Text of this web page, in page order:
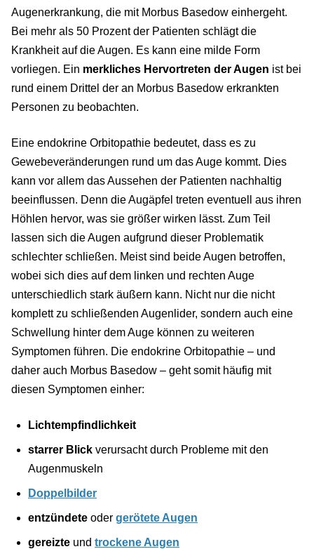
Augenerkrankung, die mit Morbus Basedow einhergeht.
Bei mehr als 50 Prozent der Patienten schlägt die
Krankheit auf die Augen. Es kann eine milde Form
vorliegen. Ein merkliches Hervortreten der Augen ist bei
rund einem Drittel der an Morbus Basedow erkrankten
Personen zu beobachten.
Eine endokrine Orbitopathie bedeutet, dass es zu
Gewebeveränderungen rund um das Auge kommt. Dies
kann vor allem das Aussehen der Patienten nachhaltig
beeinflussen. Denn die Augäpfel treten eventuell aus ihren
Höhlen hervor, was sie größer wirken lässt. Zum Teil
lassen sich die Augen aufgrund dieser Problematik
schlechter schließen. Meist sind beide Augen betroffen,
wobei sich dies auf dem linken und rechten Auge
unterschiedlich stark äußern kann. Nicht nur die nicht
komplett zu schließenden Augenlider, sondern auch eine
Schwellung hinter dem Auge können zu weiteren
Symptomen führen. Die endokrine Orbitopathie – und
daher auch Morbus Basedow – geht somit häufig mit
diesen Symptomen einher:
Lichtempfindlichkeit
starrer Blick verursacht durch Probleme mit den
Augenmuskeln
Doppelbilder
entzündete oder gerötete Augen
gereizte und trockene Augen